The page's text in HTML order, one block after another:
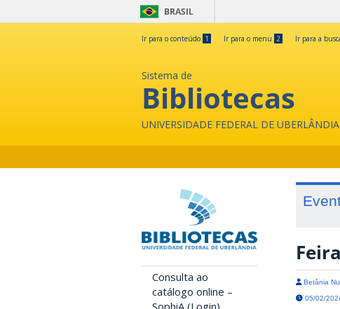
BRASIL
Ir para o conteúdo 1 Ir para o menu 2 Ir para a
Sistema de
Bibliotecas
UNIVERSIDADE FEDERAL DE UBERLÂNDIA
Consulta ao
catálogo online –
SophiA (Login)
Betânia
05/02/